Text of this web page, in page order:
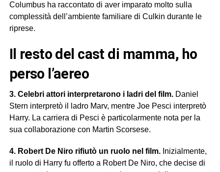
Columbus ha raccontato di aver imparato molto sulla
complessità dell’ambiente familiare di Culkin durante le
riprese.
il resto del cast di mamma, ho
perso l’aereo
3. Celebri attori interpretarono i ladri del film.Daniel
Stern interpretò il ladro Marv, mentre Joe Pesci interpretò
Harry. La carriera di Pesci è particolarmente nota per la
sua collaborazione con Martin Scorsese.
4. Robert De Niro rifiutò un ruolo nel film.Inizialmente,
il ruolo di Harry fu offerto a Robert De Niro, che decise di